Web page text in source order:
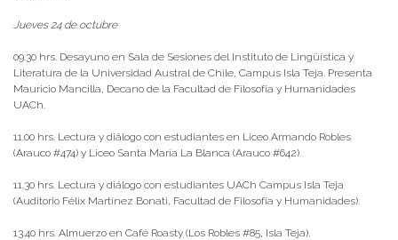
Jueves 24 de octubre
09.30 hrs. Desayuno en Sala de Sesiones del Instituto de Lingüística y
Literatura de la Universidad Austral de Chile, Campus Isla Teja. Presenta
Mauricio Mancilla, Decano de la Facultad de Filosofía y Humanidades
UACh.
11.00 hrs. Lectura y diálogo con estudiantes en Liceo Armando Robles
(Arauco #474) y Liceo Santa María La Blanca (Arauco #642).
11.30 hrs. Lectura y diálogo con estudiantes UACh Campus Isla Teja
(Auditorio Félix Martínez Bonati, Facultad de Filosofía y Humanidades).
13.40 hrs. Almuerzo en Café Roasty (Los Robles #85, Isla Teja).